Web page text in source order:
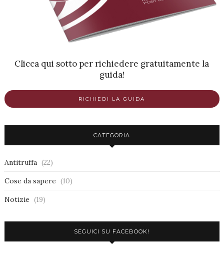
Clicca qui sotto per richiedere gratuitamente la
guida!
RICHIEDI LA GUIDA
CATEGORIA
Antitruffa (22)
Cose da sapere (10)
Notizie (19)
SEGUICI SU FACEBOOK!